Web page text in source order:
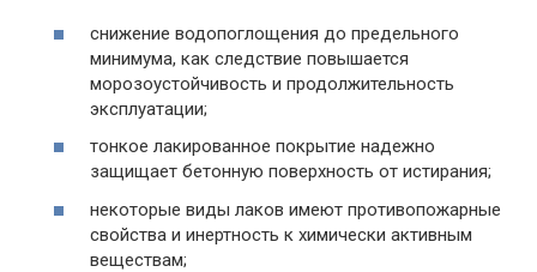
снижение водопоглощения до предельного
минимума, как следствие повышается
морозоустойчивость и продолжительность
эксплуатации;
тонкое лакированное покрытие надежно
защищает бетонную поверхность от истирания;
некоторые виды лаков имеют противопожарные
свойства и инертность к химически активным
веществам;